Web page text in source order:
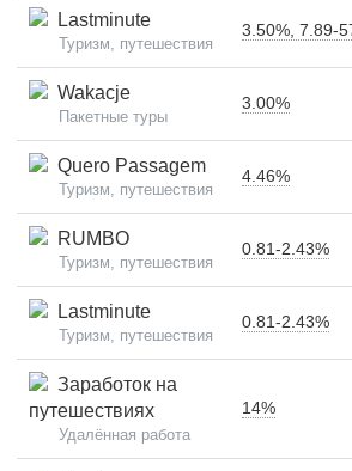
Lastminute
Туризм, путешествия
3.50%, 7.89-
Wakacje
Пакетные туры
3.00%
Quero Passagem
Туризм, путешествия
4.46%
RUMBO
Туризм, путешествия
0.81-2.43%
Lastminute
Туризм, путешествия
0.81-2.43%
Заработок на
путешествиях
Удалённая работа
14%